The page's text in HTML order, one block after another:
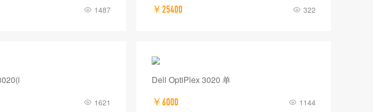
1487 ￥25400 322
1621
Dell OptiPlex 3020 单
￥6000 1144